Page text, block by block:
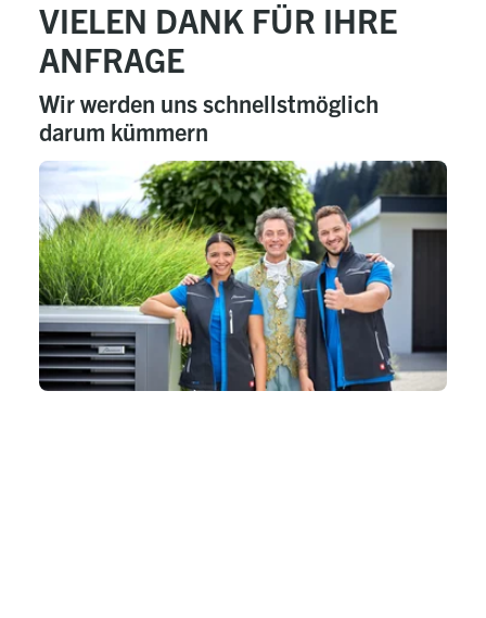
sr.skip-to.main-content
sr.skip-to.table-of-contents
sr.skip-to.main-navigation
Table Of Content
Vielen Dank für ihre Anfrage
VIELEN DANK FÜR IHRE
ANFRAGE
Wir werden uns schnellstmöglich
darum kümmern